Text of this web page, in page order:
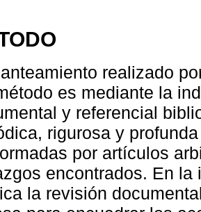
realizado
es mediante la
y referencial
rigurosa y
por artículos
encontrados. En
la revisión